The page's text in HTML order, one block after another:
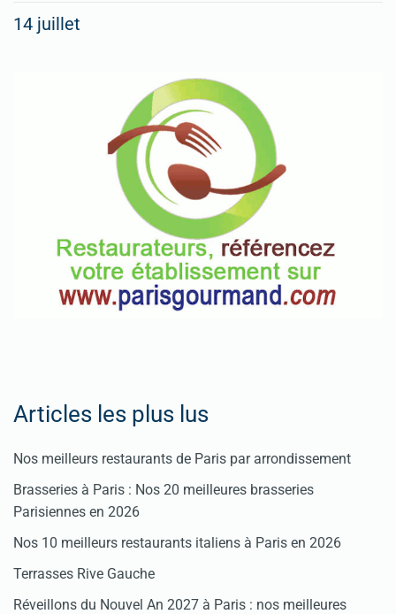
14 juillet
Articles les plus lus
Nos meilleurs restaurants de Paris par arrondissement
Brasseries à Paris : Nos 20 meilleures brasseries
Parisiennes en 2026
Nos 10 meilleurs restaurants italiens à Paris en 2026
Terrasses Rive Gauche
Réveillons du Nouvel An 2027 à Paris : nos meilleures